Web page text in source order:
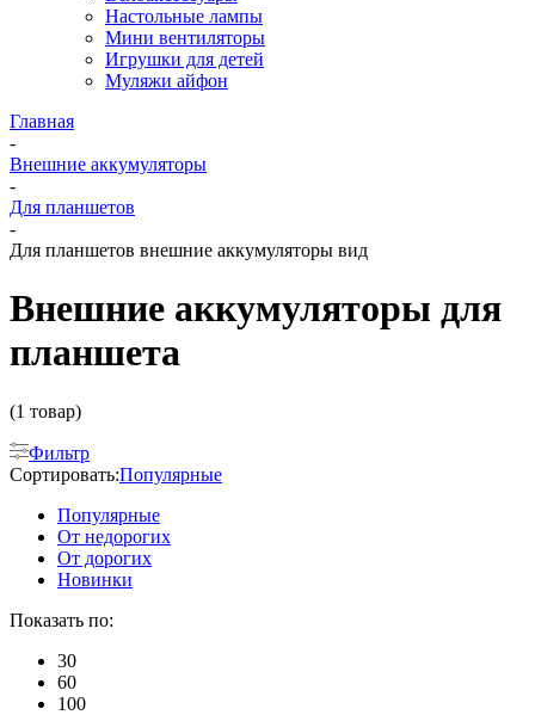
Настольные лампы
Мини вентиляторы
Игрушки для детей
Муляжи айфон
Главная
-
Внешние аккумуляторы
-
Для планшетов
-
Для планшетов внешние аккумуляторы вид
Внешние аккумуляторы для
планшета
(1 товар)
Фильтр
Сортировать:Популярные
Популярные
От недорогих
От дорогих
Новинки
Показать по:
30
60
100